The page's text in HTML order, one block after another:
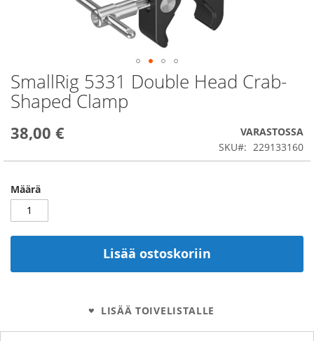
SmallRig 5331 Double Head Crab-
Shaped Clamp
38,00 €
VARASTOSSA
SKU
229133160
Määrä
Lisää ostoskoriin
LISÄÄ TOIVELISTALLE
Skip
to
the
of